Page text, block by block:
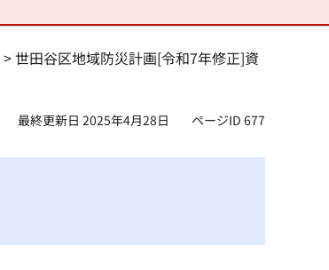
> 世田谷区地域防災計画[令和7年修正]資
最終更新日 2025年4月28日 ページID 677